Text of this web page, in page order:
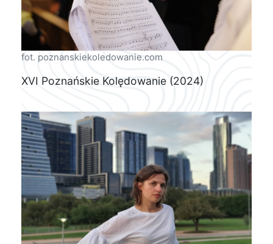
fot. poznanskiekoledowanie.com
XVI Poznańskie Kolędowanie (2024)